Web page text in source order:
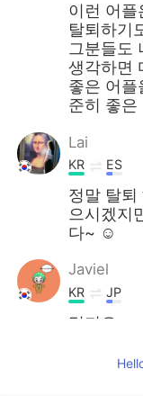
이런 어플
탈퇴하기
그분들도
생각하면
좋은 어플
준히 좋은
Lai
KR ES
정말 탈퇴
으시겠지
다~ ☺️
Javiel
KR JP
멋져요.
jonghyun